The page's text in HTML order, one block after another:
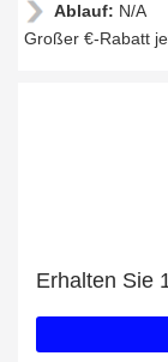
Ablauf: N/A
Großer €-Rabatt